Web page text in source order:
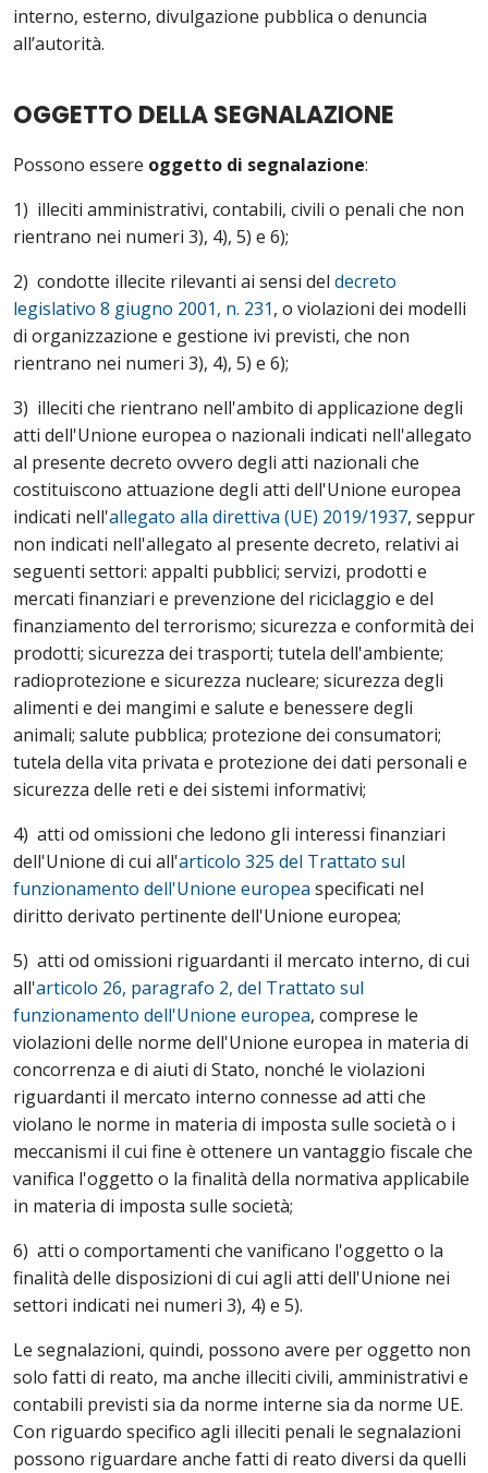
interno, esterno, divulgazione pubblica o denuncia
all’autorità.
OGGETTO DELLA SEGNALAZIONE
Possono essere oggetto di segnalazione:
1) illeciti amministrativi, contabili, civili o penali che non
rientrano nei numeri 3), 4), 5) e 6);
2) condotte illecite rilevanti ai sensi del decreto
legislativo 8 giugno 2001, n. 231, o violazioni dei modelli
di organizzazione e gestione ivi previsti, che non
rientrano nei numeri 3), 4), 5) e 6);
3) illeciti che rientrano nell'ambito di applicazione degli
atti dell'Unione europea o nazionali indicati nell'allegato
al presente decreto ovvero degli atti nazionali che
costituiscono attuazione degli atti dell'Unione europea
indicati nell'allegato alla direttiva (UE) 2019/1937, seppur
non indicati nell'allegato al presente decreto, relativi ai
seguenti settori: appalti pubblici; servizi, prodotti e
mercati finanziari e prevenzione del riciclaggio e del
finanziamento del terrorismo; sicurezza e conformità dei
prodotti; sicurezza dei trasporti; tutela dell'ambiente;
radioprotezione e sicurezza nucleare; sicurezza degli
alimenti e dei mangimi e salute e benessere degli
animali; salute pubblica; protezione dei consumatori;
tutela della vita privata e protezione dei dati personali e
sicurezza delle reti e dei sistemi informativi;
4) atti od omissioni che ledono gli interessi finanziari
dell'Unione di cui all'articolo 325 del Trattato sul
funzionamento dell'Unione europea specificati nel
diritto derivato pertinente dell'Unione europea;
5) atti od omissioni riguardanti il mercato interno, di cui
all'articolo 26, paragrafo 2, del Trattato sul
funzionamento dell'Unione europea, comprese le
violazioni delle norme dell'Unione europea in materia di
concorrenza e di aiuti di Stato, nonché le violazioni
riguardanti il mercato interno connesse ad atti che
violano le norme in materia di imposta sulle società o i
meccanismi il cui fine è ottenere un vantaggio fiscale che
vanifica l'oggetto o la finalità della normativa applicabile
in materia di imposta sulle società;
6) atti o comportamenti che vanificano l'oggetto o la
finalità delle disposizioni di cui agli atti dell'Unione nei
settori indicati nei numeri 3), 4) e 5).
Le segnalazioni, quindi, possono avere per oggetto non
solo fatti di reato, ma anche illeciti civili, amministrativi e
contabili previsti sia da norme interne sia da norme UE.
Con riguardo specifico agli illeciti penali le segnalazioni
possono riguardare anche fatti di reato diversi da quelli